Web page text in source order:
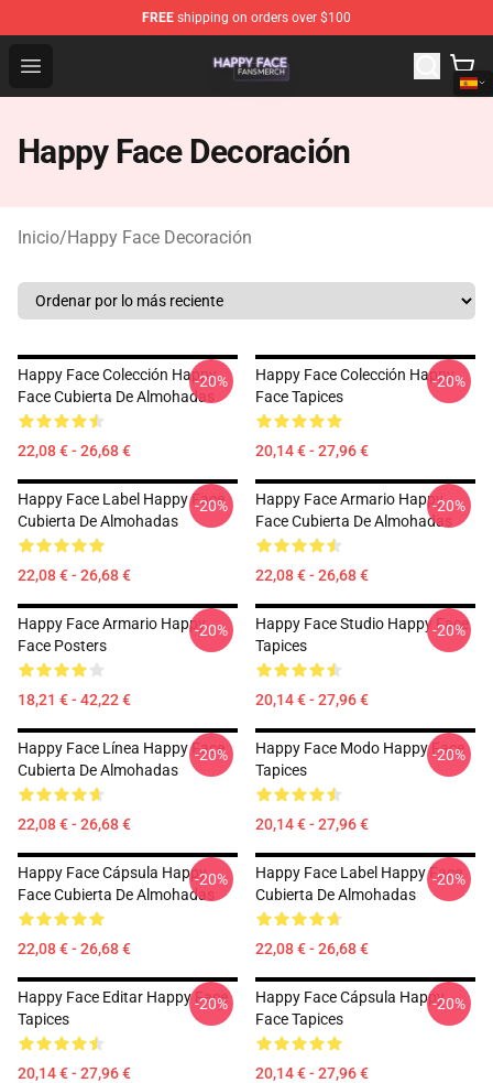
FREE shipping on orders over $100
Open menu
Happy Face Shop - Official Happy Face Merchandise
Happy Face Decoración
Inicio/Happy Face Decoración
Happy Face Colección Happy
Face Cubierta De Almohadas
22,08 € - 26,68 €
-20%
Happy Face Colección Happy
Face Tapices
20,14 € - 27,96 €
-20%
Happy Face Label Happy Face
Cubierta De Almohadas
22,08 € - 26,68 €
-20%
Happy Face Armario Happy
Face Cubierta De Almohadas
22,08 € - 26,68 €
-20%
Happy Face Armario Happy
Face Posters
18,21 € - 42,22 €
-20%
Happy Face Studio Happy Face
Tapices
20,14 € - 27,96 €
-20%
Happy Face Línea Happy Face
Cubierta De Almohadas
22,08 € - 26,68 €
-20%
Happy Face Modo Happy Face
Tapices
20,14 € - 27,96 €
-20%
Happy Face Cápsula Happy
Face Cubierta De Almohadas
22,08 € - 26,68 €
-20%
Happy Face Label Happy Face
Cubierta De Almohadas
22,08 € - 26,68 €
-20%
Happy Face Editar Happy Face
Tapices
20,14 € - 27,96 €
-20%
Happy Face Cápsula Happy
Face Tapices
20,14 € - 27,96 €
-20%